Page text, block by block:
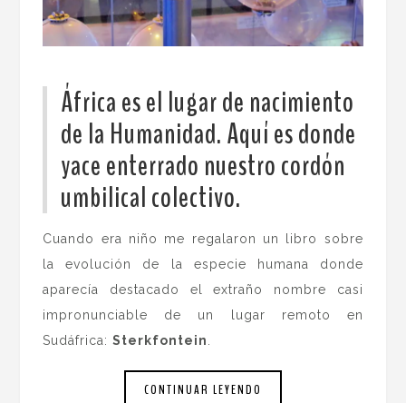
África es el lugar de nacimiento
de la Humanidad. Aquí es donde
yace enterrado nuestro cordón
umbilical colectivo.
Cuando era niño me regalaron un libro sobre
la evolución de la especie humana donde
aparecía destacado el extraño nombre casi
impronunciable de un lugar remoto en
Sudáfrica:Sterkfontein
CONTINUAR LEYENDO